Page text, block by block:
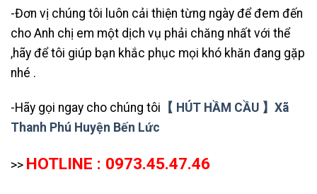
-Đơn vị chúng tôi luôn cải thiện từng ngày để đem đến
cho Anh chị em một dịch vụ phải chăng nhất với thể
,hãy để tôi giúp bạn khắc phục mọi khó khăn đang gặp
nhé .
-Hãy gọi ngay cho chúng tôi 【 HÚT HẦM CẦU 】Xã
Thanh Phú Huyện Bến Lức
>> HOTLINE : 0973.45.47.46